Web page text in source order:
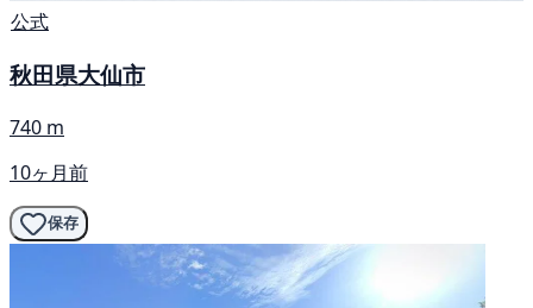
公式
秋田県大仙市
740 m
10ヶ月前
保存